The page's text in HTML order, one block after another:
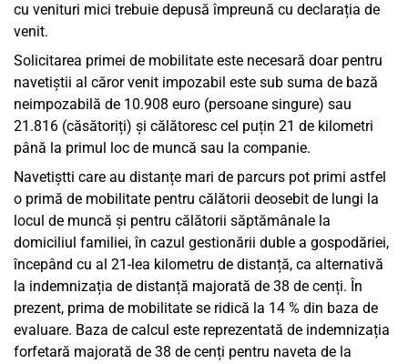
cu venituri mici trebuie depusă împreună cu declarația de
venit.
Solicitarea primei de mobilitate este necesară doar pentru
navetiștii al căror venit impozabil este sub suma de bază
neimpozabilă de 10.908 euro (persoane singure) sau
21.816 (căsătoriți) și călătoresc cel puțin 21 de kilometri
până la primul loc de muncă sau la companie.
Navetiștti care au distanțe mari de parcurs pot primi astfel
o primă de mobilitate pentru călătorii deosebit de lungi la
locul de muncă și pentru călătorii săptămânale la
domiciliul familiei, în cazul gestionării duble a gospodăriei,
începând cu al 21-lea kilometru de distanță, ca alternativă
la indemnizația de distanță majorată de 38 de cenți. În
prezent, prima de mobilitate se ridică la 14 % din baza de
evaluare. Baza de calcul este reprezentată de indemnizația
forfetară majorată de 38 de cenți pentru naveta de la